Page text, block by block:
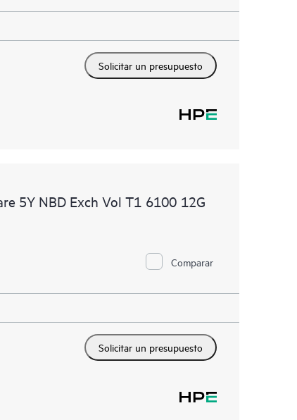
Solicitar un presupuesto
5Y NBD Exch Vol T1 6100 12G
Comparar
Solicitar un presupuesto